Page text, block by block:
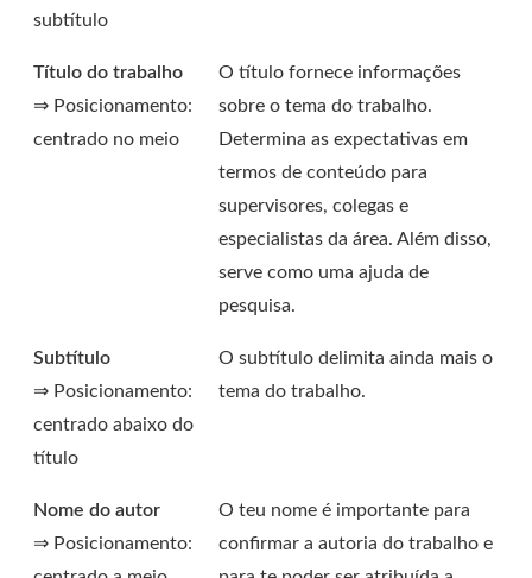
subtítulo
Título do trabalho
⇒ Posicionamento:
centrado no meio
O título fornece informações
sobre o tema do trabalho.
Determina as expectativas em
termos de conteúdo para
supervisores, colegas e
especialistas da área. Além disso,
serve como uma ajuda de
pesquisa.
Subtítulo
⇒ Posicionamento:
centrado abaixo do
título
O subtítulo delimita ainda mais o
tema do trabalho.
Nome do autor
⇒ Posicionamento:
O teu nome é importante para
confirmar a autoria do trabalho e